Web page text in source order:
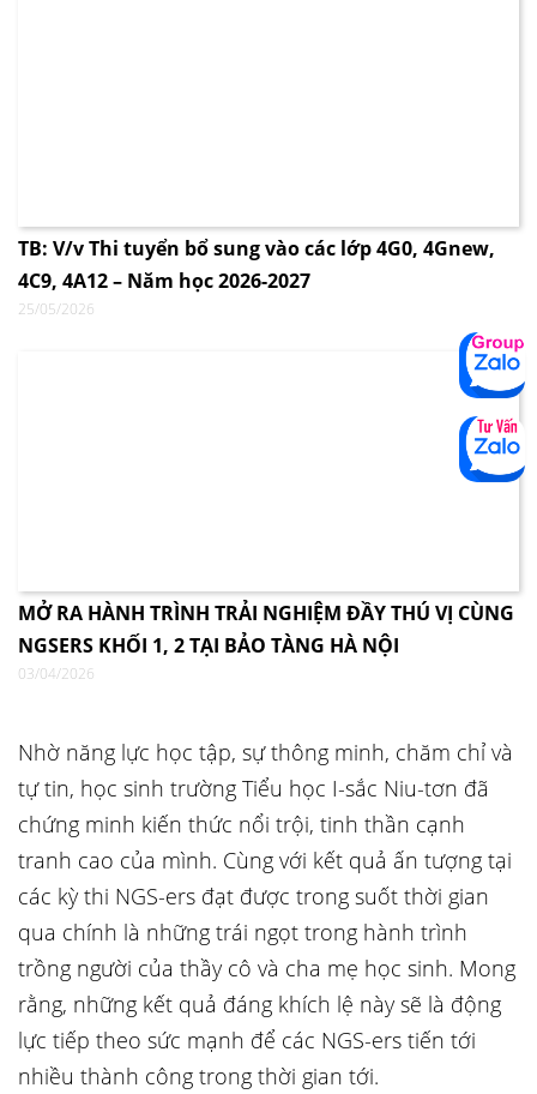
TB: V/v Thi tuyển bổ sung vào các lớp 4G0, 4Gnew,
4C9, 4A12 – Năm học 2026-2027
25/05/2026
MỞ RA HÀNH TRÌNH TRẢI NGHIỆM ĐẦY THÚ VỊ CÙNG
NGSERS KHỐI 1, 2 TẠI BẢO TÀNG HÀ NỘI
03/04/2026
Nhờ năng lực học tập, sự thông minh, chăm chỉ và
tự tin, học sinh trường Tiểu học I-sắc Niu-tơn đã
chứng minh kiến thức nổi trội, tinh thần cạnh
tranh cao của mình. Cùng với kết quả ấn tượng tại
các kỳ thi NGS-ers đạt được trong suốt thời gian
qua chính là những trái ngọt trong hành trình
trồng người của thầy cô và cha mẹ học sinh. Mong
rằng, những kết quả đáng khích lệ này sẽ là động
lực tiếp theo sức mạnh để các NGS-ers tiến tới
nhiều thành công trong thời gian tới.